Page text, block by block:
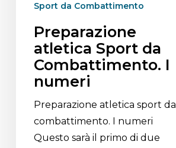
Sport da Combattimento
Preparazione
atletica Sport da
Combattimento. I
numeri
Preparazione atletica sport da
combattimento. I numeri
Questo sarà il primo di due